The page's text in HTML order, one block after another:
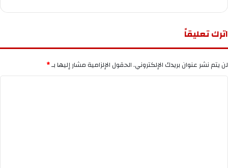
اترك تعليقاً
لن يتم نشر عنوان بريدك الإلكتروني.الحقول الإلزامية مشار إليها بـ*